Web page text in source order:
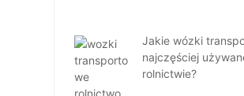
Jakie wózki
najczęściej
rolnictwie?